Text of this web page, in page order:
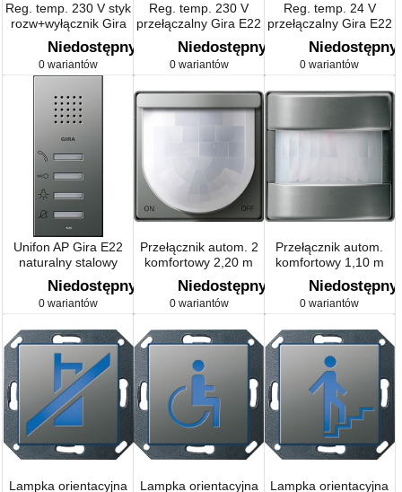
Reg. temp. 230 V styk
rozw+wyłącznik Gira
E22 naturalny stalowy
Niedostępny
0 wariantów
Reg. temp. 230 V
przełączalny Gira E22
naturalny stalowy
Niedostępny
0 wariantów
Reg. temp. 24 V
przełączalny Gira E22
naturalny stalowy
Niedostępny
0 wariantów
Unifon AP Gira E22
naturalny stalowy
Niedostępny
0 wariantów
Przełącznik autom. 2
komfortowy 2,20 m
Gira E22 kolor nat.
stalowy
Niedostępny
0 wariantów
Przełącznik autom.
komfortowy 1,10 m
Gira E22 kolor nat.
stalowy
Niedostępny
0 wariantów
Lampka orientacyjna
Lampka orientacyjna
Lampka orientacyjna